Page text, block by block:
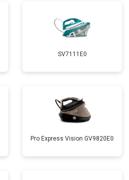
SV7111E0
Pro Express Vision GV9820E0